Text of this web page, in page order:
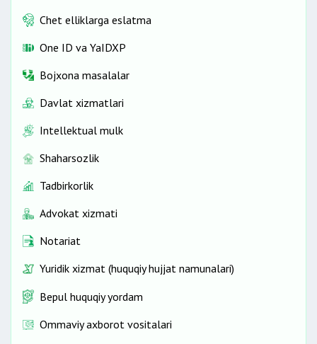
Chet elliklarga eslatma
One ID vа YaIDXP
Bojxona masalalar
Davlat xizmatlari
Intellektual mulk
Shaharsozlik
Tadbirkorlik
Advokat xizmati
Notariat
Yuridik xizmat (huquqiy hujjat namunalari)
Bepul huquqiy yordam
Ommaviy axborot vositalari